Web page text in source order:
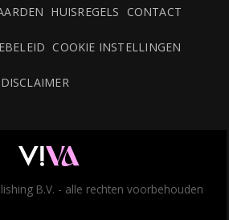
HUISREGELS CONTACT
COOKIE INSTELLINGEN
DISCLAIMER
B.V. - alle rechten voorbehouden